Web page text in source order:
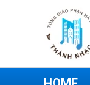
dung